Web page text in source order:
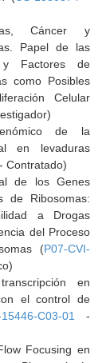
Cáncer y
Papel de las
y Factores de
como Posibles
Celular
de la
en levaduras
- Contratado)
de los Genes
de Ribosomas:
a Drogas
del Proceso
(P07-CVI-
en
el control de
C03-01
-
Focusing en